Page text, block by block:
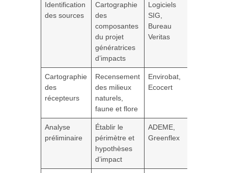
Identification
des sources
Cartographie
des
composantes
du projet
génératrices
d’impacts
Logiciels
SIG,
Bureau
Veritas
Cartographie
des
récepteurs
Recensement
des milieux
naturels,
faune et flore
Envirobat,
Ecocert
Analyse
préliminaire
Établir le
périmètre et
hypothèses
d’impact
ADEME,
Greenflex